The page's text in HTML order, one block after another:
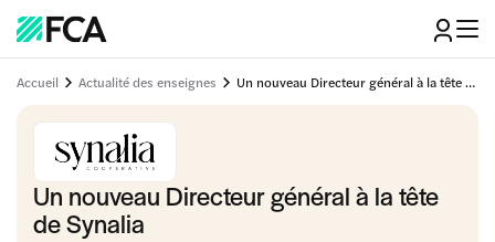
Accueil Actualité des enseignes Un nouveau Directeur général à la tête de Synalia
Un nouveau Directeur général à la tête
de Synalia